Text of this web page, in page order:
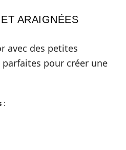
ARAIGNÉES
avec des petites
pour créer une
: